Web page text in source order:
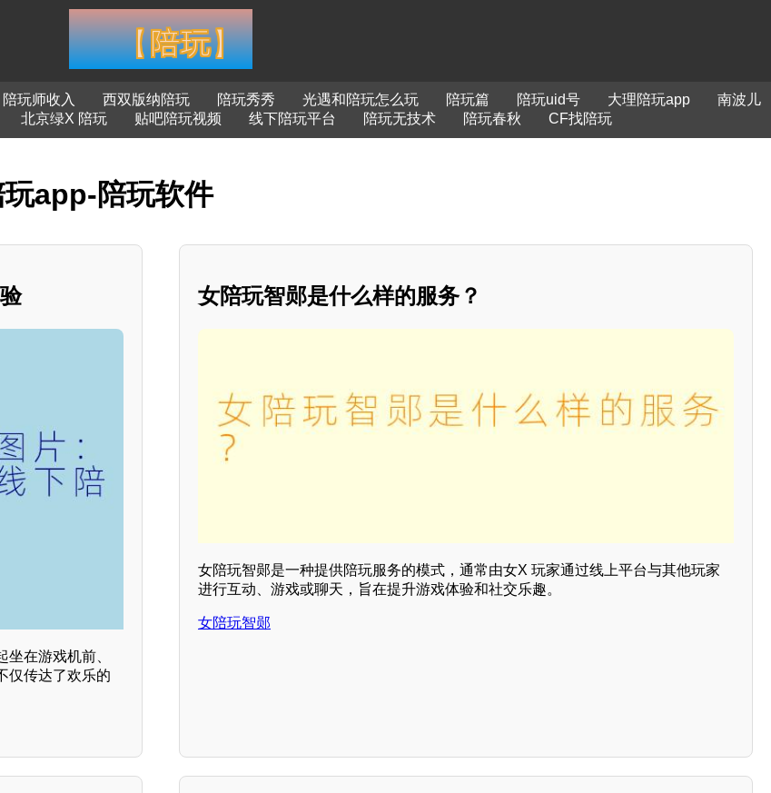
陪玩师收入 西双版纳陪玩 陪玩秀秀 光遇和陪玩怎么玩 陪玩篇 陪玩uid号 大理陪玩app
南波儿
北京绿X 陪玩 贴吧陪玩视频 线下陪玩平台 陪玩无技术 陪玩春秋 CF找陪玩
app-陪玩软件
在游戏机前、
仅传达了欢乐的
女陪玩智郧是什么样的服务？
女陪玩智郧是一种提供陪玩服务的模式，通常由女X 玩家通过线上平台与其他玩家
进行互动、游戏或聊天，旨在提升游戏体验和社交乐趣。
女陪玩智郧